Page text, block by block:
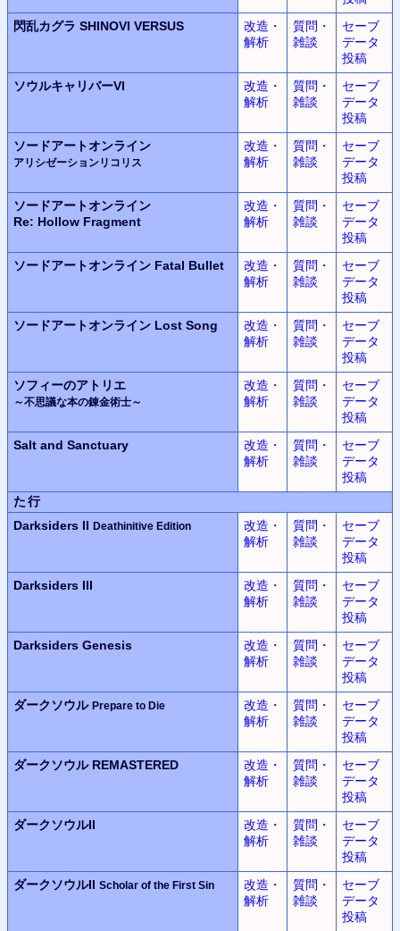
閃乱カグラ SHINOVI VERSUS
改造・
解析
質問・
雑談
セーブ
データ
投稿
ソウルキャリバーVI
改造・
解析
質問・
雑談
セーブ
データ
投稿
ソードアートオンライン
アリシゼーションリコリス
改造・
解析
質問・
雑談
セーブ
データ
投稿
ソードアートオンライン
Re: Hollow Fragment
改造・
解析
質問・
雑談
セーブ
データ
投稿
ソードアートオンライン Fatal Bullet
改造・
解析
質問・
雑談
セーブ
データ
投稿
ソードアートオンライン Lost Song
改造・
解析
質問・
雑談
セーブ
データ
投稿
ソフィーのアトリエ
～不思議な本の錬金術士～
改造・
解析
質問・
雑談
セーブ
データ
投稿
Salt and Sanctuary
改造・
解析
質問・
雑談
セーブ
データ
投稿
た行
Darksiders II Deathinitive Edition
改造・
解析
質問・
雑談
セーブ
データ
投稿
Darksiders III
改造・
解析
質問・
雑談
セーブ
データ
投稿
Darksiders Genesis
改造・
解析
質問・
雑談
セーブ
データ
投稿
ダークソウル Prepare to Die
改造・
解析
質問・
雑談
セーブ
データ
投稿
ダークソウル REMASTERED
改造・
解析
質問・
雑談
セーブ
データ
投稿
ダークソウルII
改造・
解析
質問・
雑談
セーブ
データ
投稿
ダークソウルII Scholar of the First Sin
改造・
解析
質問・
雑談
セーブ
データ
投稿